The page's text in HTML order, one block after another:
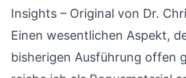
Insights – Original von Dr.
Einen wesentlichen Aspekt,
bisherigen Ausführung offen